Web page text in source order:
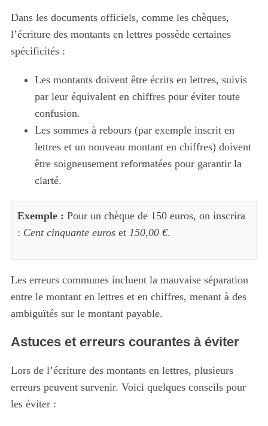
Dans les documents officiels, comme les chèques,
l’écriture des montants en lettres possède certaines
spécificités :
Les montants doivent être écrits en lettres, suivis
par leur équivalent en chiffres pour éviter toute
confusion.
Les sommes à rebours (par exemple inscrit en
lettres et un nouveau montant en chiffres) doivent
être soigneusement reformatées pour garantir la
clarté.
Exemple : Pour un chèque de 150 euros, on inscrira
: Cent cinquante euroset 150,00 €.
Les erreurs communes incluent la mauvaise séparation
entre le montant en lettres et en chiffres, menant à des
ambiguïtés sur le montant payable.
Astuces et erreurs courantes à éviter
Lors de l’écriture des montants en lettres, plusieurs
erreurs peuvent survenir. Voici quelques conseils pour
les éviter :